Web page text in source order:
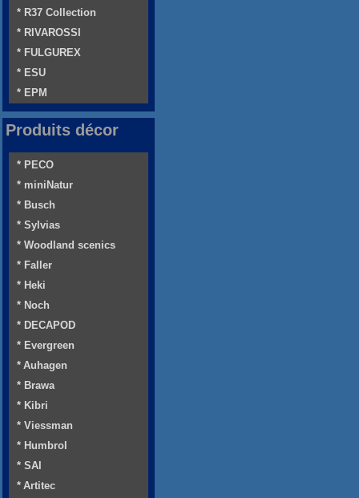
* R37 Collection
* RIVAROSSI
* FULGUREX
* ESU
* EPM
Produits décor
* PECO
* miniNatur
* Busch
* Sylvias
* Woodland scenics
* Faller
* Heki
* Noch
* DECAPOD
* Evergreen
* Auhagen
* Brawa
* Kibri
* Viessman
* Humbrol
* SAI
* Artitec